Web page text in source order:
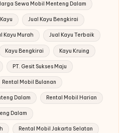
Sewa Mobil Menteng Dalam
Jual Kayu Bengkirai
Kayu Murah Jual Kayu Terbaik
Kayu Bengkirai Kayu Kruing
PT. Gesit Sukses Maju
Rental Mobil Bulanan
Dalam Rental Mobil Harian
Dalam
Rental Mobil Jakarta Selatan